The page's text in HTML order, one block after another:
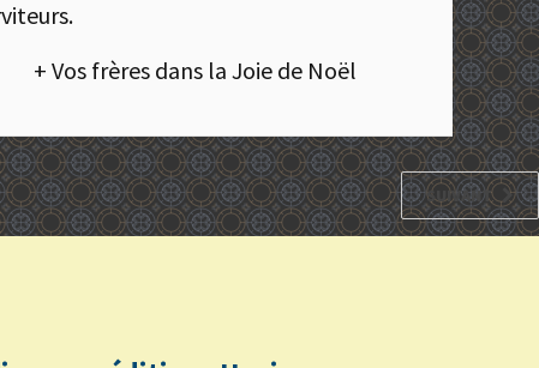
+ Vos frères dans la Joie de Noël
SUIVANT